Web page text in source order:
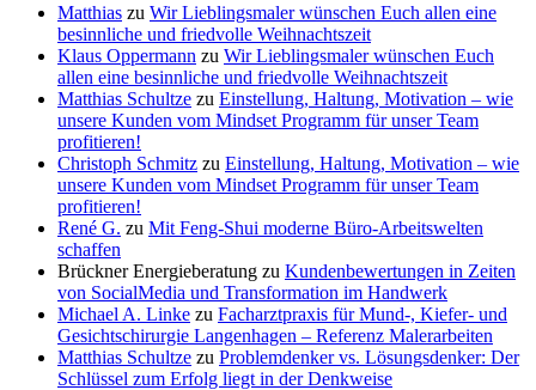
Matthias zu Wir Lieblingsmaler wünschen Euch allen eine
besinnliche und friedvolle Weihnachtszeit
Klaus Oppermann zu Wir Lieblingsmaler wünschen Euch
allen eine besinnliche und friedvolle Weihnachtszeit
Matthias Schultze zu Einstellung, Haltung, Motivation – wie
unsere Kunden vom Mindset Programm für unser Team
profitieren!
Christoph Schmitz zu Einstellung, Haltung, Motivation – wie
unsere Kunden vom Mindset Programm für unser Team
profitieren!
René G. zu Mit Feng-Shui moderne Büro-Arbeitswelten
schaffen
Brückner Energieberatung zu Kundenbewertungen in Zeiten
von SocialMedia und Transformation im Handwerk
Michael A. Linke zu Facharztpraxis für Mund-, Kiefer- und
Gesichtschirurgie Langenhagen – Referenz Malerarbeiten
Matthias Schultze zu Problemdenker vs. Lösungsdenker: Der
Schlüssel zum Erfolg liegt in der Denkweise